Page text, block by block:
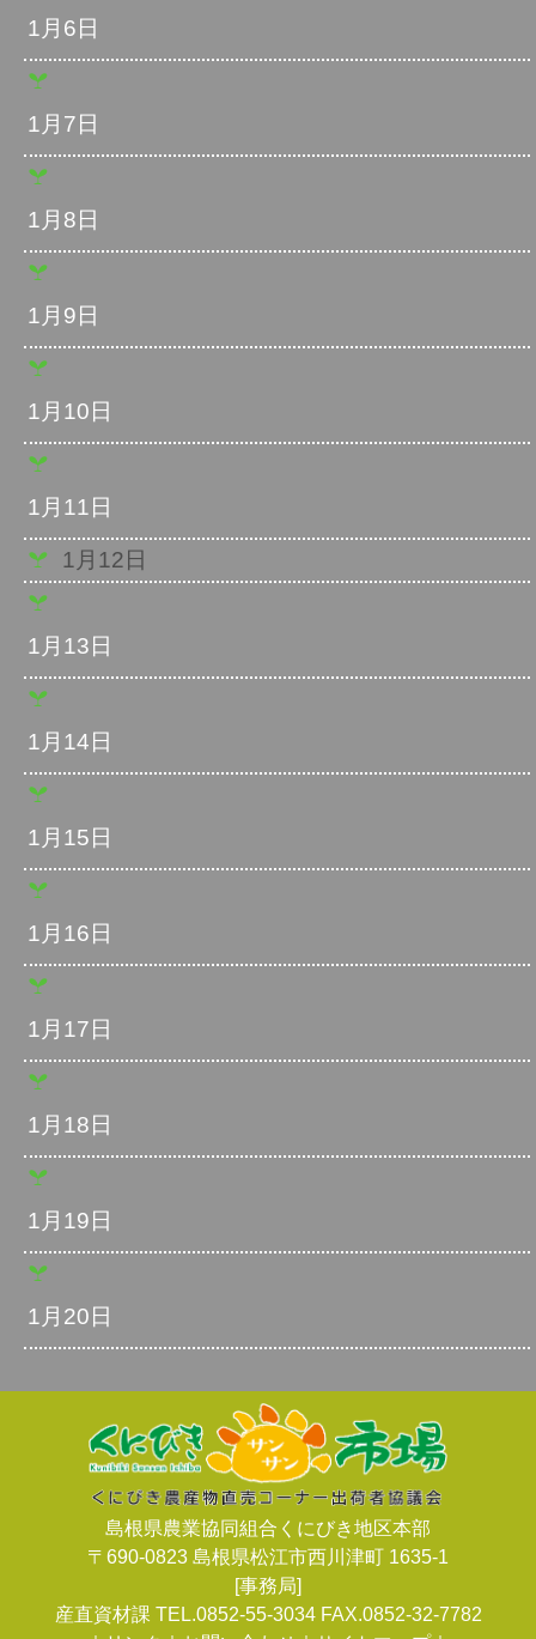
1月6日
1月7日
1月8日
1月9日
1月10日
1月11日
1月12日
1月13日
1月14日
1月15日
1月16日
1月17日
1月18日
1月19日
1月20日
島根県農業協同組合くにびき地区本部
〒690-0823 島根県松江市西川津町 1635-1
[事務局]
産直資材課 TEL.0852-55-3034 FAX.0852-32-7782